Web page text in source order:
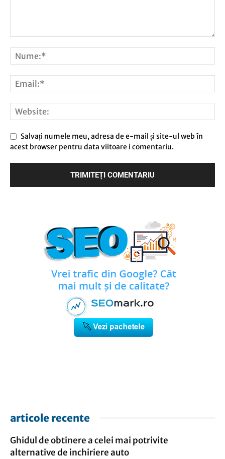
Salvați numele meu, adresa de e-mail și site-ul web în
acest browser pentru data viitoare i comentariu.
articole recente
Ghidul de obtinere a celei mai potrivite
alternative de inchiriere auto